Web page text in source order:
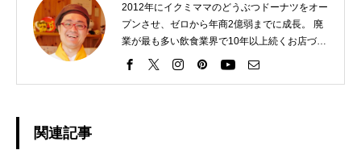
2012年にイクミママのどうぶつドーナツをオー
プンさせ、ゼロから年商2億弱までに成長。 廃
業が最も多い飲食業界で10年以上続くお店づく
り実現。テレビ取材50回以上の経験あり。
関連記事